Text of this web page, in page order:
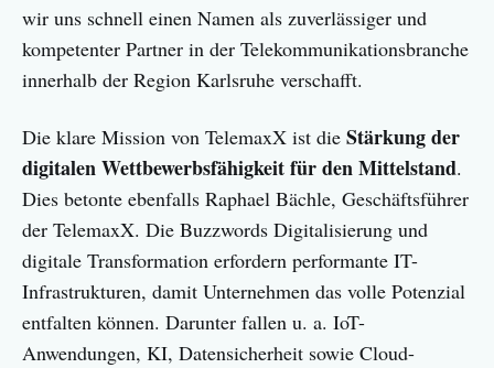
wir uns schnell einen Namen als zuverlässiger und
kompetenter Partner in der Telekommunikationsbranche
innerhalb der Region Karlsruhe verschafft.
Die klare Mission von TelemaxX ist die Stärkung der
digitalen Wettbewerbsfähigkeit für den Mittelstand.
Dies betonte ebenfalls Raphael Bächle, Geschäftsführer
der TelemaxX. Die Buzzwords Digitalisierung und
digitale Transformation erfordern performante IT-
Infrastrukturen, damit Unternehmen das volle Potenzial
entfalten können. Darunter fallen u. a. IoT-
Anwendungen, KI, Datensicherheit sowie Cloud-